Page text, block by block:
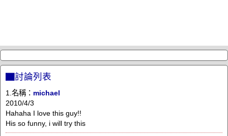
▇討論列表
1.名稱： michael
2010/4/3
Hahaha I love this guy!!
His so funny, i will try this